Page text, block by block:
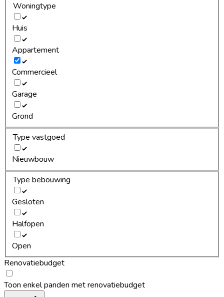
Woningtype
Huis
Appartement
Commercieel
Garage
Grond
Type vastgoed
Nieuwbouw
Type bebouwing
Gesloten
Halfopen
Open
Renovatiebudget
Toon enkel panden met renovatiebudget